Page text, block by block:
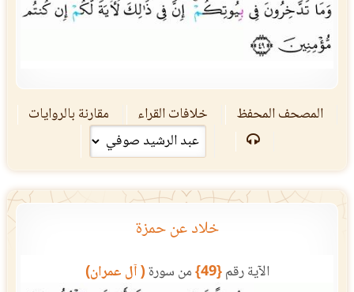
المصحف المحفظ خلافات القراء مقارنة بالروايات
خلاد عن حمزة
الآية رقم{49} من سورة( آل عمران)